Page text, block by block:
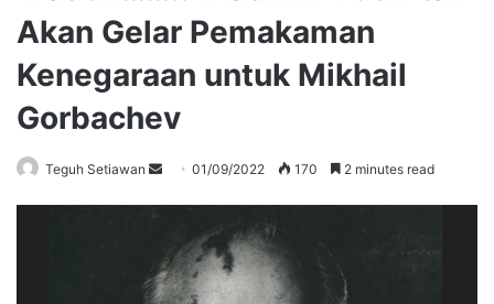
Akan Gelar Pemakaman
Kenegaraan untuk Mikhail
Gorbachev
Teguh Setiawan
Send01/09/2022 170 2 minutes read